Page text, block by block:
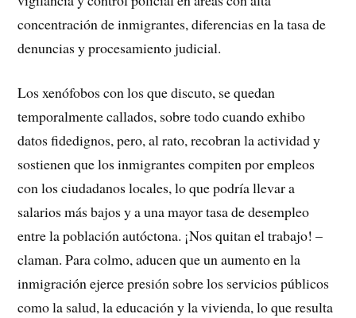
concentración de inmigrantes, diferencias en la tasa de
denuncias y procesamiento judicial.
Los xenófobos con los que discuto, se quedan
temporalmente callados, sobre todo cuando exhibo
datos fidedignos, pero, al rato, recobran la actividad y
sostienen que los inmigrantes compiten por empleos
con los ciudadanos locales, lo que podría llevar a
salarios más bajos y a una mayor tasa de desempleo
entre la población autóctona. ¡Nos quitan el trabajo! –
claman. Para colmo, aducen que un aumento en la
inmigración ejerce presión sobre los servicios públicos
como la salud, la educación y la vivienda, lo que resulta